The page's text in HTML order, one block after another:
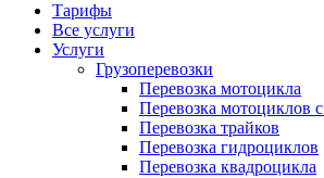
Тарифы
Все услуги
Услуги
Грузоперевозки
Перевозка мотоцикла
Перевозка мотоциклов с
Перевозка трайков
Перевозка гидроциклов
Перевозка квадроцикла